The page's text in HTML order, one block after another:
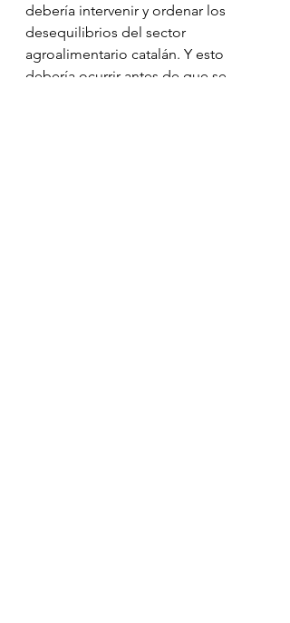
debería intervenir y ordenar los
desequilibrios del sector
agroalimentario catalán. Y esto
debería ocurrir antes de que se